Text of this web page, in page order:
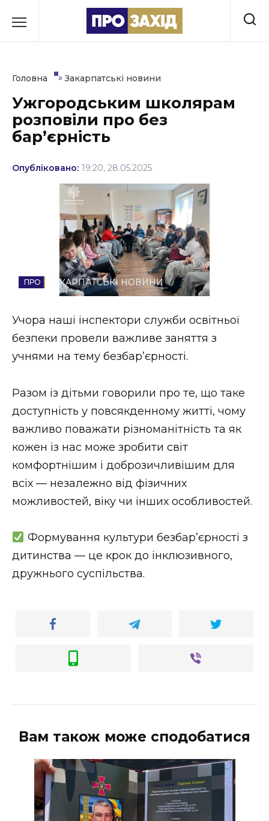
до
Культура
Освіта
Події
Політика
Стиль життя
Втрачений Ужгород (відеоверсія)
ЗАКАРПАТСЬКІ НОВИНИ
НОВИНИ ЗАХІДНОЇ УКРАЇНИ
ФОТО
ВІДЕО
Головна » Закарпатські новини
Ужгородським школярам
розповіли про без
бар’єрність
Опубліковано: 19:20, 28.05.2025
ЗАКАРПАТСЬКІ НОВИНИ
Учора наші інспектори служби освітньої
безпеки провели важливе заняття з
учнями на тему безбар’єрності.
Разом із дітьми говорили про те, що таке
доступність у повсякденному житті, чому
важливо поважати різноманітність та як
кожен із нас може зробити світ
комфортнішим і доброзичливішим для
всіх — незалежно від фізичних
можливостей, віку чи інших особливостей.
Формування культури безбар’єрності з
дитинства — це крок до інклюзивного,
дружнього суспільства.
Вам також може сподобатися